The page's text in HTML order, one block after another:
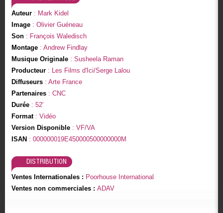
Auteur: Mark Kidel
Image: Olivier Guéneau
Son: François Waledisch
Montage: Andrew Findlay
Musique Originale: Susheela Raman
Producteur: Les Films d'Ici/Serge Lalou
Diffuseurs: Arte France
Partenaires: CNC
Durée: 52'
Format: Vidéo
Version Disponible: VF/VA
ISAN : 000000019E450000500000000M
DISTRIBUTION
Ventes Internationales : Poorhouse International
Ventes non commerciales : ADAV